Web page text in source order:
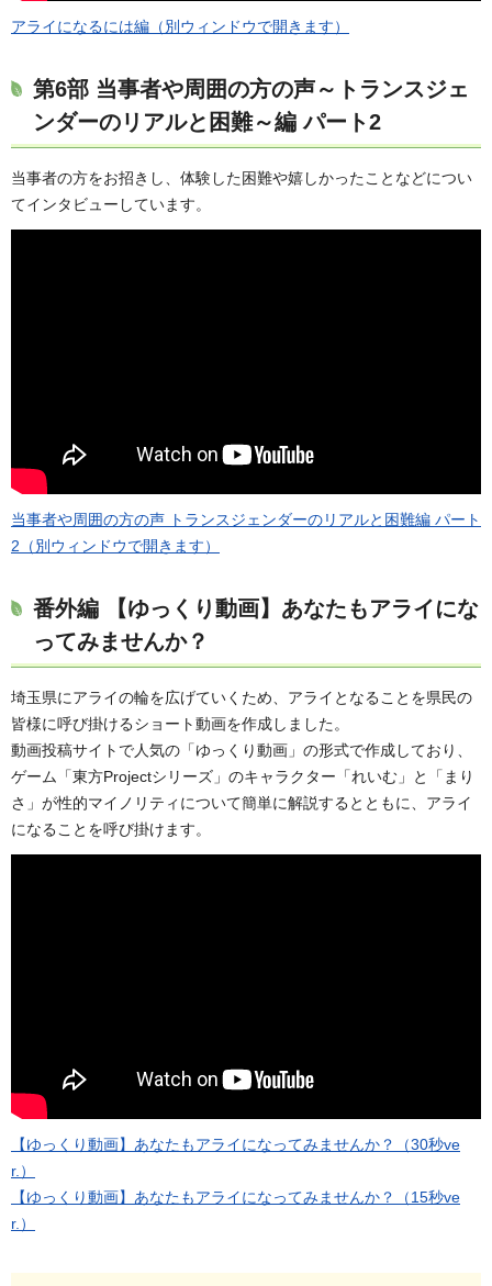
アライになるには編（別ウィンドウで開きます）
第6部 当事者や周囲の方の声～トランスジェ
ンダーのリアルと困難～編 パート2
当事者の方をお招きし、体験した困難や嬉しかったことなどについ
てインタビューしています。
当事者や周囲の方の声 トランスジェンダーのリアルと困難編 パート
2（別ウィンドウで開きます）
番外編 【ゆっくり動画】あなたもアライにな
ってみませんか？
埼玉県にアライの輪を広げていくため、アライとなることを県民の
皆様に呼び掛けるショート動画を作成しました。
動画投稿サイトで人気の「ゆっくり動画」の形式で作成しており、
ゲーム「東方Projectシリーズ」のキャラクター「れいむ」と「まり
さ」が性的マイノリティについて簡単に解説するとともに、アライ
になることを呼び掛けます。
【ゆっくり動画】あなたもアライになってみませんか？（30秒ve
r.）
【ゆっくり動画】あなたもアライになってみませんか？（15秒ve
r.）